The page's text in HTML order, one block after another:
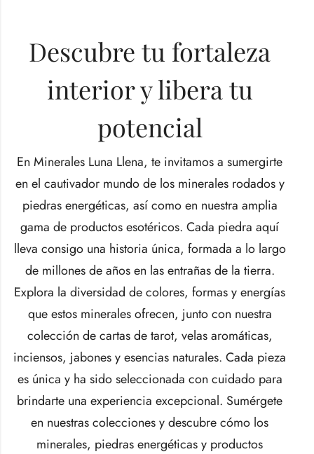
Descubre tu fortaleza
interior y libera tu
potencial
En Minerales Luna Llena, te invitamos a sumergirte
en el cautivador mundo de los minerales rodados y
piedras energéticas, así como en nuestra amplia
gama de productos esotéricos. Cada piedra aquí
lleva consigo una historia única, formada a lo largo
de millones de años en las entrañas de la tierra.
Explora la diversidad de colores, formas y energías
que estos minerales ofrecen, junto con nuestra
colección de cartas de tarot, velas aromáticas,
inciensos, jabones y esencias naturales. Cada pieza
es única y ha sido seleccionada con cuidado para
brindarte una experiencia excepcional. Sumérgete
en nuestras colecciones y descubre cómo los
minerales, piedras energéticas y productos